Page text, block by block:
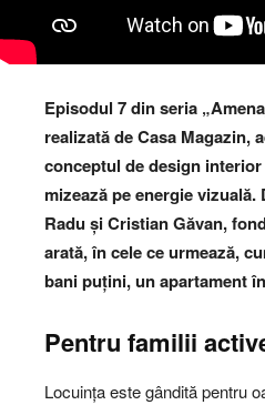
Episodul 7 din seria
realizată de Casa Magazin,
conceptul de design
mizează pe energie vizuală.
Radu și Cristian Găvan,
arată, în cele ce urmează,
bani puțini, un apartament
Pentru familii
Locuința este gândită pentru